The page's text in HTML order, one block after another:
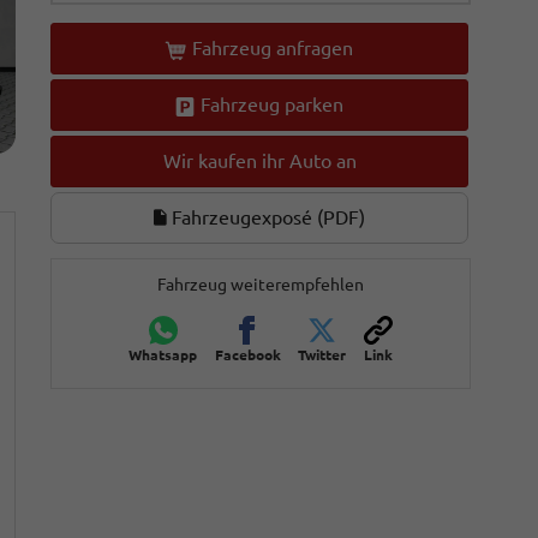
Fahrzeug anfragen
Fahrzeug parken
Wir kaufen ihr Auto an
Fahrzeugexposé (PDF)
Fahrzeug weiterempfehlen
Whatsapp Facebook Twitter Link